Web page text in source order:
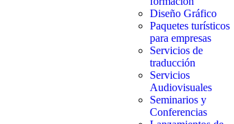
Diseño Gráfico
Paquetes turísticos
para empresas
Servicios de
traducción
Servicios
Audiovisuales
Seminarios y
Conferencias